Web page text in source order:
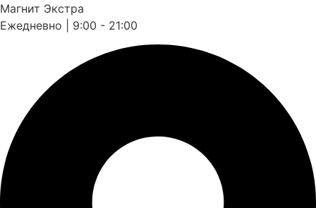
Магнит Экстра
Ежедневно | 9:00 - 21:00